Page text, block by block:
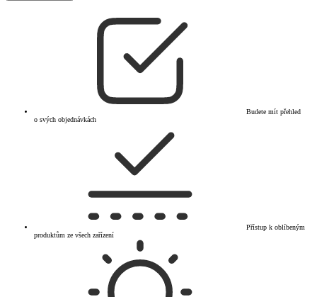
Budete mít přehled
o svých objednávkách
Přístup k oblíbeným
produktům ze všech zařízení